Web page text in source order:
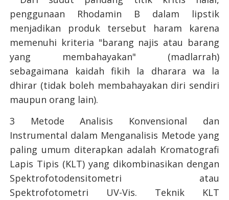
penggunaan Rhodamin B dalam lipstik
menjadikan produk tersebut haram karena
memenuhi kriteria "barang najis atau barang
yang membahayakan" (madlarrah)
sebagaimana kaidah fikih la dharara wa la
dhirar (tidak boleh membahayakan diri sendiri
maupun orang lain).
3 Metode Analisis Konvensional dan
Instrumental dalam Menganalisis Metode yang
paling umum diterapkan adalah Kromatografi
Lapis Tipis (KLT) yang dikombinasikan dengan
Spektrofotodensitometri atau
Spektrofotometri UV-Vis. Teknik KLT